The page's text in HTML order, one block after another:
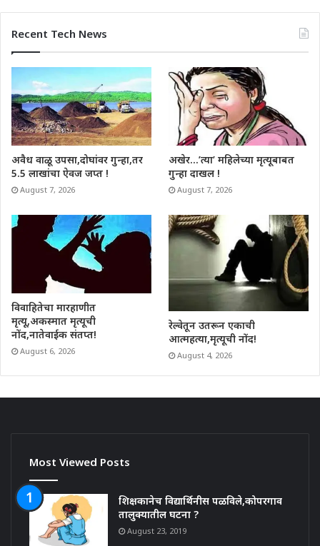
Recent Tech News
अवैध वाळू उपसा,दोघांवर गुन्हा,तर
5.5 लाखांचा ऐवज जप्त !
August 7, 2026
अखेर…’त्या’ महिलेच्या मृत्यूबाबत
गुन्हा दाखल !
August 7, 2026
विवाहितेचा मारहाणीत
मृत्यू,अकस्मात मृत्यूची
नोंद,नातेवाईक संतप्त!
August 6, 2026
रेल्वेतून उतरून एकाची
आत्महत्या,मृत्यूची नोंद!
August 4, 2026
Most Viewed Posts
शिक्षकानेच विद्यार्थिनीस पळविले,कोपरगाव
तालुक्यातील घटना ?
August 23, 2019